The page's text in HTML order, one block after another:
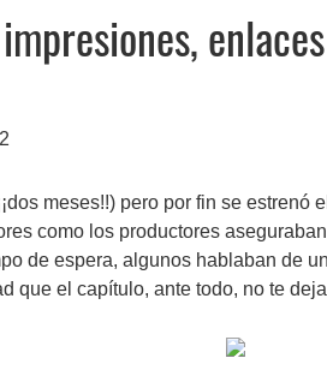
meses!!) pero por fin se
como los productores
de espera, algunos hablaban de
que el capítulo, ante todo, no te